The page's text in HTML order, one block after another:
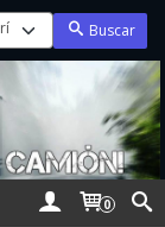
Buscar
0